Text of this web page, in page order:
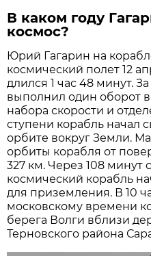
В каком году
космос?
Юрий Гагарин на
космический полет 12
длился 1 час 48 минут.
выполнил один оборот
набора скорости и
ступени корабль начал
орбите вокруг Земли.
орбиты корабля от
327 км. Через 108 минут
космический корабль
для приземления. В 10
московскому времени
берега Волги вблизи
Терновского района